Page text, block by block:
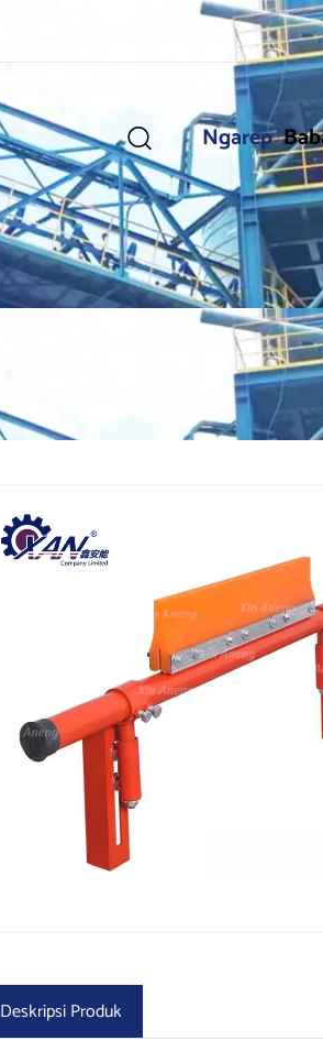
 Ngarep
Deskripsi Produk